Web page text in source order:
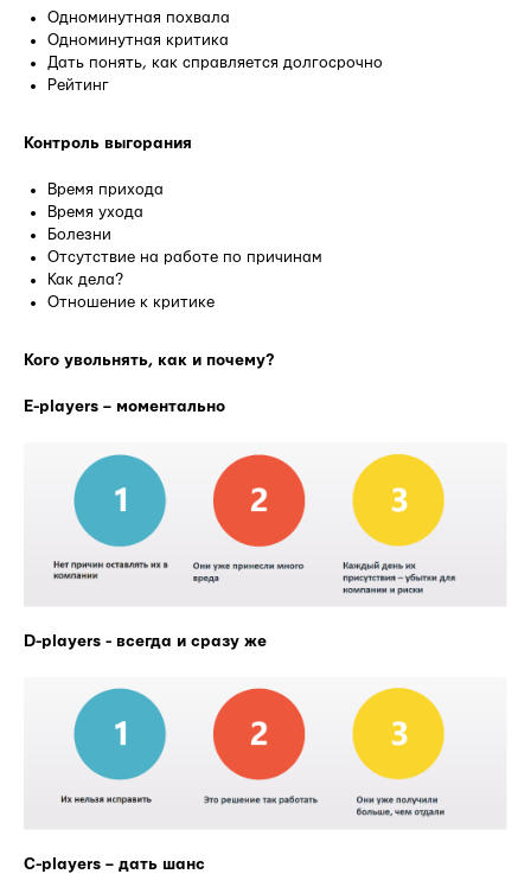
Одноминутная похвала
Одноминутная критика
Дать понять, как справляется долгосрочно
Рейтинг
Контроль выгорания
Время прихода
Время ухода
Болезни
Отсутствие на работе по причинам
Как дела?
Отношение к критике
Кого увольнять, как и почему?
E-players – моментально
D-players - всегда и сразу же
C-players – дать шанс